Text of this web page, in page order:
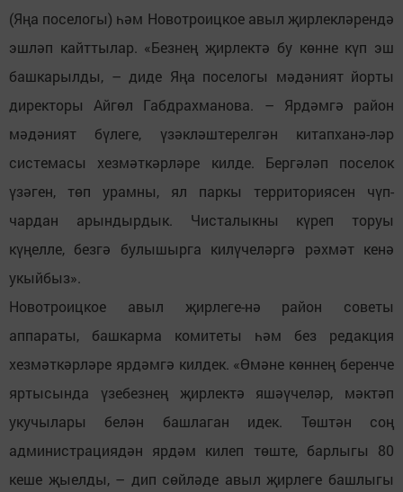
(Яңа поселогы) һәм Новотроицкое авыл җирлекләрендә
эшләп кайттылар. «Безнең җирлектә бу көнне күп эш
башкарылды, – диде Яңа поселогы мәдәният йорты
директоры Айгөл Габдрахманова. – Ярдәмгә район
мәдәният бүлеге, үзәкләштерелгән китапханә-ләр
системасы хезмәткәрләре килде. Бергәләп поселок
үзәген, төп урамны, ял паркы территориясен чүп-
чардан арындырдык. Чисталыкны күреп торуы
күңелле, безгә булышырга килүчеләргә рәхмәт кенә
укыйбыз».
Новотроицкое авыл җирлеге-нә район советы
аппараты, башкарма комитеты һәм без редакция
хезмәткәрләре ярдәмгә килдек. «Өмәне көннең беренче
яртысында үзебезнең җирлектә яшәүчеләр, мәктәп
укучылары белән башлаган идек. Төштән соң
администрациядән ярдәм килеп төште, барлыгы 80
кеше җыелды, – дип сөйләде авыл җирлеге башлыгы